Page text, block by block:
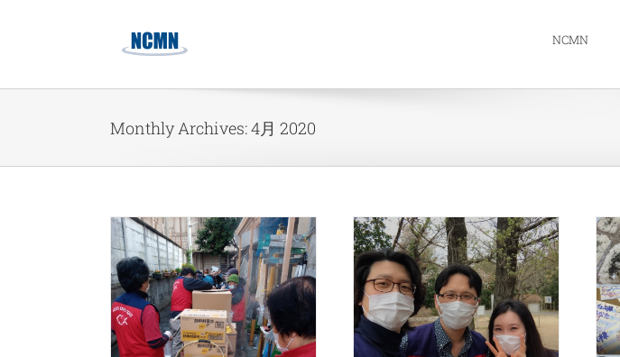
NCMN
Monthly Archives:4月 2020
동경 5k지부 구제사역 5팀 사
역보고
5K운동